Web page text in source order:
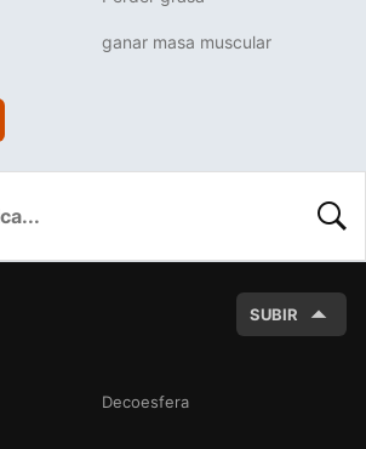
ganar masa muscular
SUBIR
Decoesfera